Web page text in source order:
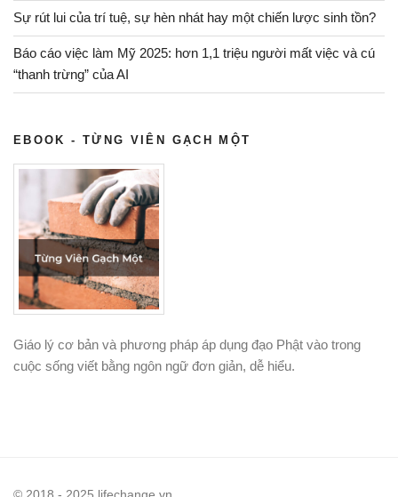
Sự rút lui của trí tuệ, sự hèn nhát hay một chiến lược sinh tồn?
Báo cáo việc làm Mỹ 2025: hơn 1,1 triệu người mất việc và cú
“thanh trừng” của AI
EBOOK - TỪNG VIÊN GẠCH MỘT
Giáo lý cơ bản và phương pháp áp dụng đạo Phật vào trong
cuộc sống viết bằng ngôn ngữ đơn giản, dễ hiểu.